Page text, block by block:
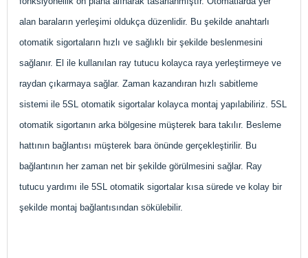
alan baraların yerleşimi oldukça düzenlidir. Bu şekilde anahtarlı
otomatik sigortaların hızlı ve sağlıklı bir şekilde beslenmesini
sağlanır. El ile kullanılan ray tutucu kolayca raya yerleştirmeye ve
raydan çıkarmaya sağlar. Zaman kazandıran hızlı sabitleme
sistemi ile 5SL otomatik sigortalar kolayca montaj yapılabiliriz. 5SL
otomatik sigortanın arka bölgesine müşterek bara takılır. Besleme
hattının bağlantısı müşterek bara önünde gerçekleştirilir. Bu
bağlantının her zaman net bir şekilde görülmesini sağlar. Ray
tutucu yardımı ile 5SL otomatik sigortalar kısa sürede ve kolay bir
şekilde montaj bağlantısından sökülebilir.